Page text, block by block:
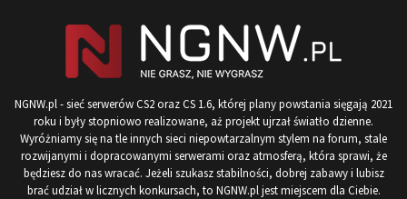
NGNW.pl - sieć serwerów CS2 oraz CS 1.6, której plany powstania sięgają 2021
roku i były stopniowo realizowane, aż projekt ujrzał światło dzienne.
Wyróżniamy się na tle innych sieci niepowtarzalnym stylem na forum, stale
rozwijanymi i dopracowanymi serwerami oraz atmosferą, która sprawi, że
będziesz do nas wracać. Jeżeli szukasz stabilności, dobrej zabawy i lubisz
brać udział w licznych konkursach, to NGNW.pl jest miejscem dla Ciebie.